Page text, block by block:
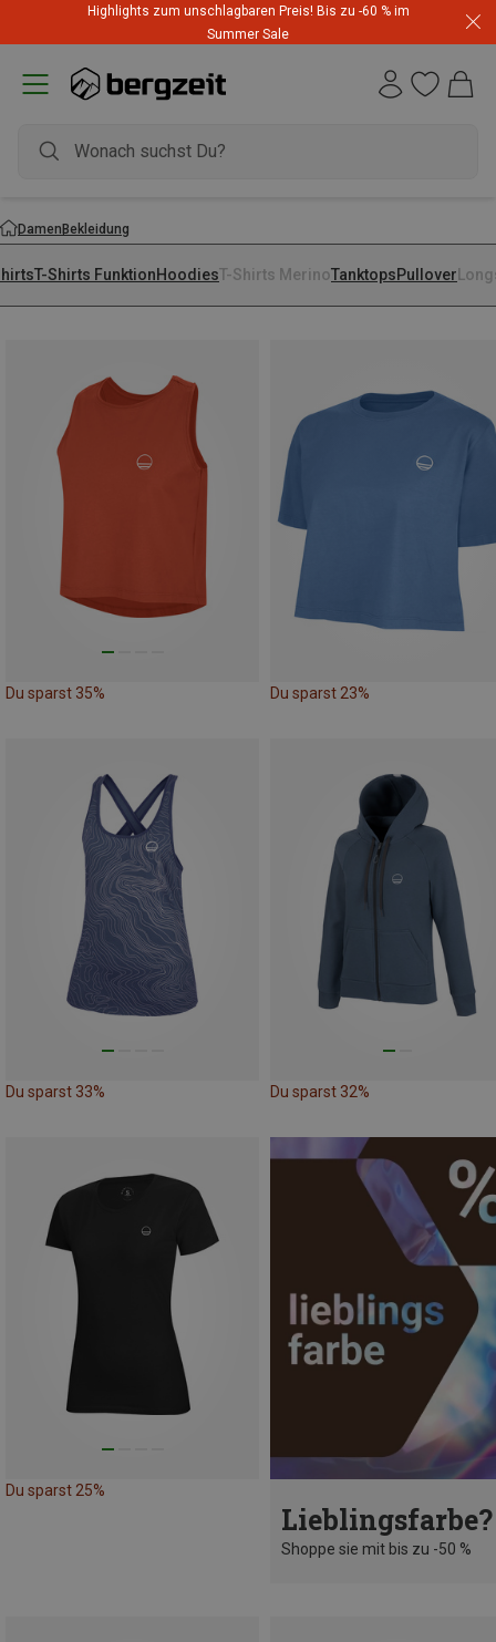
Highlights zum unschlagbaren Preis! Bis zu -60 % im
Summer Sale
DamenBekleidung
T-Shirts FunktionHoodiesT-Shirts MerinoTanktopsPullover
Du sparst 35% Du sparst 23%
Du sparst 33% Du sparst 32%
Du sparst 25%
Lieblingsfarbe?
Shoppe sie mit bis zu -50 %